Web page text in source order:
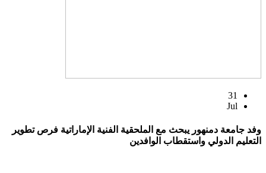
31
Jul
وفد جامعة دمنهور يبحث مع الملحقية الفنية الإماراتية فرص تطوير
التعليم الدولي واستقطاب الوافدين